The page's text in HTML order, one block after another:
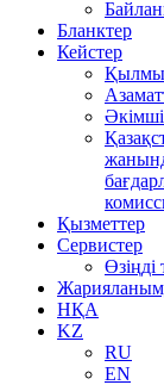
Бланктер
Кейстер
Қызметтер
Сервистер
Өзіңді
НҚА
KZ
RU
EN